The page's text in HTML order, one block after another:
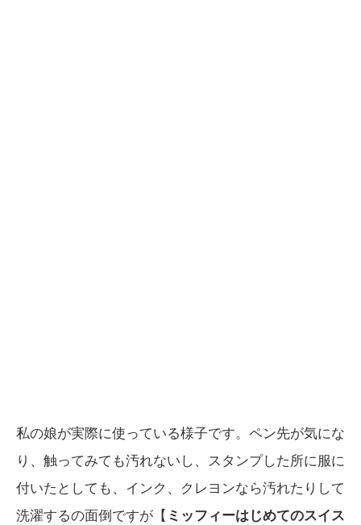
私の娘が実際に使っている様子です。ペン先が気にな
り、触ってみても汚れないし、スタンプした所に服に
付いたとしても、インク、クレヨンなら汚れたりして
洗濯するの面倒ですが【 ミッフィーはじめてのスイス